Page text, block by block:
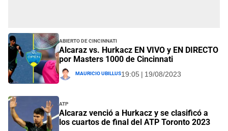
Abierto de Cincinnati
Alcaraz vs. Hurkacz EN VIVO y EN DIRECTO
por Masters 1000 de Cincinnati
Mauricio Ubillus19:05 | 19/08/2023
ATP
Alcaraz venció a Hurkacz y se clasificó a
los cuartos de final del ATP Toronto 2023